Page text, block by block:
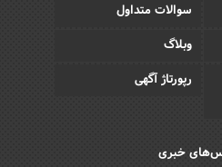
سوالات متداول
وبلاگ
رپورتاژ آگهی
خبری